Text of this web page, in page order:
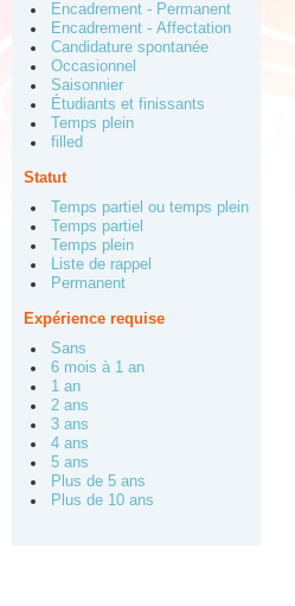
Encadrement - Permanent
Encadrement - Affectation
Candidature spontanée
Occasionnel
Saisonnier
Étudiants et finissants
Temps plein
filled
Statut
Temps partiel ou temps plein
Temps partiel
Temps plein
Liste de rappel
Permanent
Expérience requise
Sans
6 mois à 1 an
1 an
2 ans
3 ans
4 ans
5 ans
Plus de 5 ans
Plus de 10 ans